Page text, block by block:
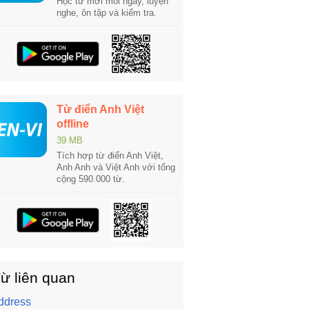
nghe, ôn tập và kiểm tra.
Từ điển Anh Việt
offline
39 MB
Tích hợp từ điển Anh Việt,
Anh Anh và Việt Anh với tổng
cộng 590.000 từ.
liên quan